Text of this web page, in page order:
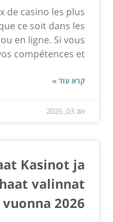
de casino les plus
ce soit dans les
en ligne. Si vous
compétences et...
קרא עוד »
אוג 03, 2026
Kasinot ja
valinnat
vuonna 2026